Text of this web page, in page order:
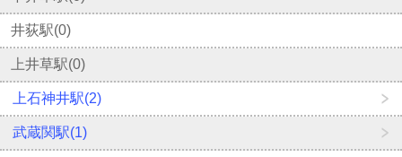
井荻駅(0)
上井草駅(0)
上石神井駅(2)
武蔵関駅(1)